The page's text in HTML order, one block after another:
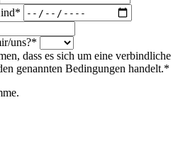
uns?
dass es sich um eine verbindliche
genannten Bedingungen handelt.